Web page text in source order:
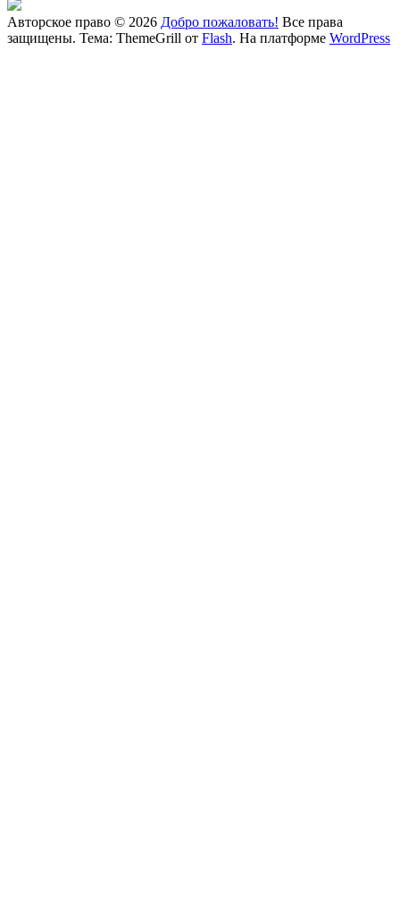
Авторское право © 2026 Добро пожаловать! Все права
защищены. Тема: ThemeGrill от Flash. На платформе WordPress